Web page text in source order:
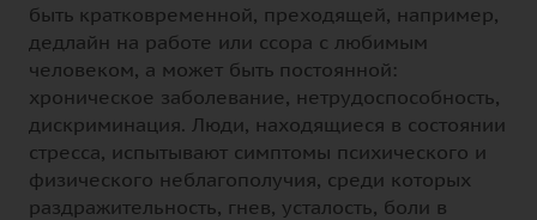
быть кратковременной, преходящей, например,
дедлайн на работе или ссора с любимым
человеком, а может быть постоянной:
хроническое заболевание, нетрудоспособность,
дискриминация. Люди, находящиеся в состоянии
стресса, испытывают симптомы психического и
физического неблагополучия, среди которых
раздражительность, гнев, усталость, боли в